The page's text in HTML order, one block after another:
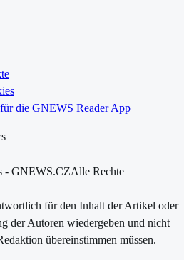
die GNEWS Reader App
- GNEWS.CZAlle Rechte
für den Inhalt der Artikel oder
der Autoren wiedergeben und nicht
übereinstimmen müssen.